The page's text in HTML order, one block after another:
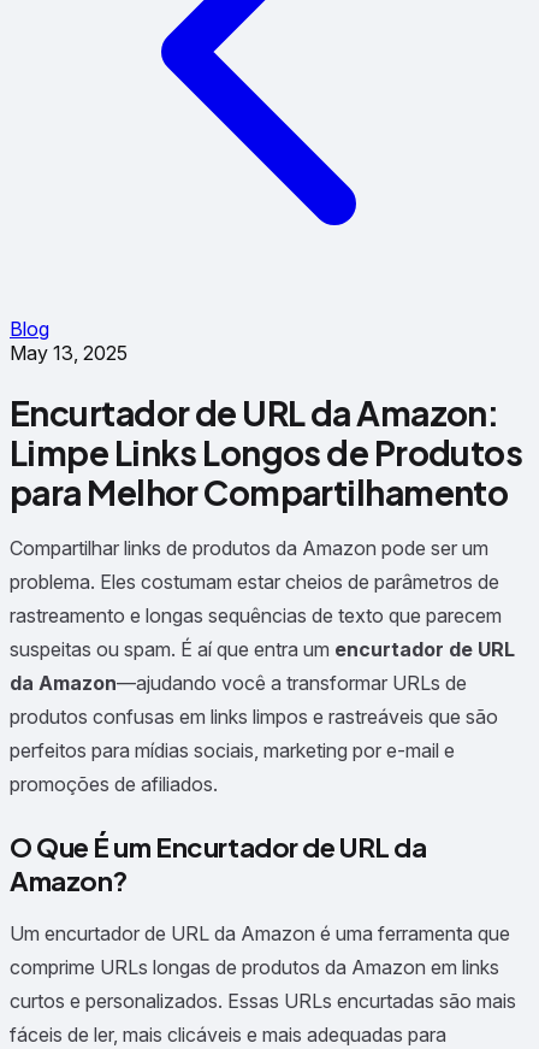
Blog
May 13, 2025
Encurtador de URL da Amazon:
Limpe Links Longos de Produtos
para Melhor Compartilhamento
Compartilhar links de produtos da Amazon pode ser um
problema. Eles costumam estar cheios de parâmetros de
rastreamento e longas sequências de texto que parecem
suspeitas ou spam. É aí que entra um encurtador de URL
da Amazon—ajudando você a transformar URLs de
produtos confusas em links limpos e rastreáveis que são
perfeitos para mídias sociais, marketing por e-mail e
promoções de afiliados.
O Que É um Encurtador de URL da
Amazon?
Um encurtador de URL da Amazon é uma ferramenta que
comprime URLs longas de produtos da Amazon em links
curtos e personalizados. Essas URLs encurtadas são mais
fáceis de ler, mais clicáveis e mais adequadas para